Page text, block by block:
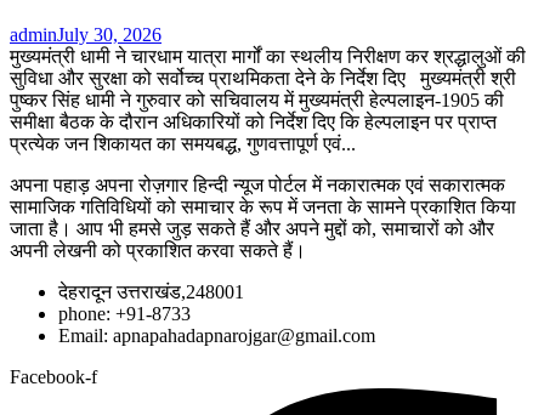
adminJuly 30, 2026
मुख्यमंत्री धामी ने चारधाम यात्रा मार्गों का स्थलीय निरीक्षण कर श्रद्धालुओं की
सुविधा और सुरक्षा को सर्वोच्च प्राथमिकता देने के निर्देश दिए मुख्यमंत्री श्री
पुष्कर सिंह धामी ने गुरुवार को सचिवालय में मुख्यमंत्री हेल्पलाइन-1905 की
समीक्षा बैठक के दौरान अधिकारियों को निर्देश दिए कि हेल्पलाइन पर प्राप्त
प्रत्येक जन शिकायत का समयबद्ध, गुणवत्तापूर्ण एवं...
अपना पहाड़ अपना रोज़गार हिन्दी न्यूज पोर्टल में नकारात्मक एवं सकारात्मक
सामाजिक गतिविधियों को समाचार के रूप में जनता के सामने प्रकाशित किया
जाता है। आप भी हमसे जुड़ सकते हैं और अपने मुद्दों को, समाचारों को और
अपनी लेखनी को प्रकाशित करवा सकते हैं।
देहरादून उत्तराखंड,248001
phone: +91-8733
Email: apnapahadapnarojgar@gmail.com
Facebook-f